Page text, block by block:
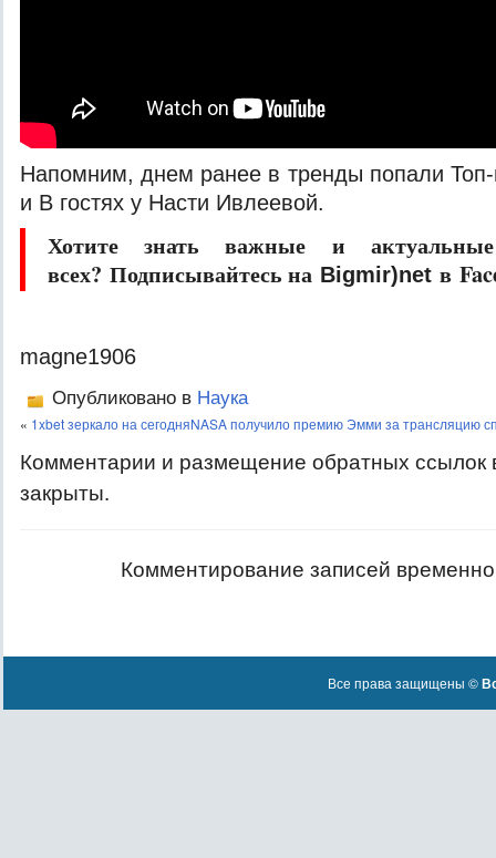
Напомним, днем ранее в тренды попали Топ-
и В гостях у Насти Ивлеевой.
Хотите знать важные и
всех? Подписывайтесь на Bigmir)net в
magne1906
Опубликовано в Наука
« 1xbet зеркало на сегодняNASA получило премию Эмми за трансляцию
Комментарии и размещение обратных ссылок
закрыты.
Комментирование записей
Все права защищены ©